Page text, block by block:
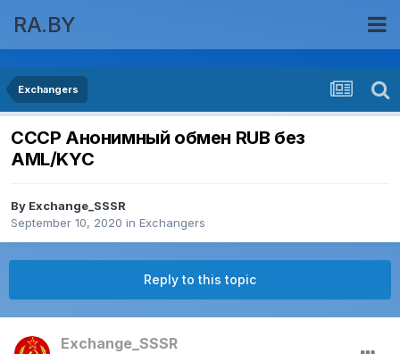
RA.BY
Exchangers
СССР Анонимный обмен RUB без
AML/KYC
By Exchange_SSSR
September 10, 2020 in Exchangers
Reply to this topic
Exchange_SSSR